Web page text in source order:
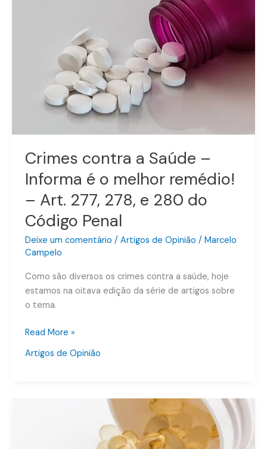
Crimes contra a Saúde –
Informa é o melhor remédio!
– Art. 277, 278, e 280 do
Código Penal
Deixe um comentário / Artigos de Opinião / Marcelo
Campelo
Como são diversos os crimes contra a saúde, hoje
estamos na oitava edição da série de artigos sobre
o tema.
melhor
remédio!
Art.
277,
278,
Código
Penal
Read More »
Artigos de Opinião